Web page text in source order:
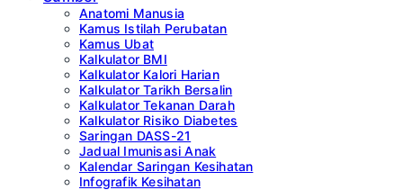
Anatomi Manusia
Kamus Istilah Perubatan
Kamus Ubat
Kalkulator BMI
Kalkulator Kalori Harian
Kalkulator Tarikh Bersalin
Kalkulator Tekanan Darah
Kalkulator Risiko Diabetes
Saringan DASS-21
Jadual Imunisasi Anak
Kalendar Saringan Kesihatan
Infografik Kesihatan